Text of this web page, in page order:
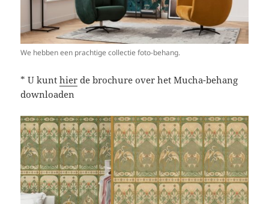
We hebben een prachtige collectie foto-behang.
* U kunthier de brochure over het Mucha-behang
downloaden